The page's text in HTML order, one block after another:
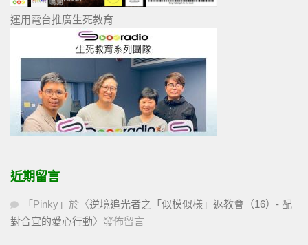
運用電台推廣生死教育
近期留言
「 Pinky 」於〈逆境追光者之「似模似樣」返教會（16）- 配
對合宜的愛心行動〉發佈留言